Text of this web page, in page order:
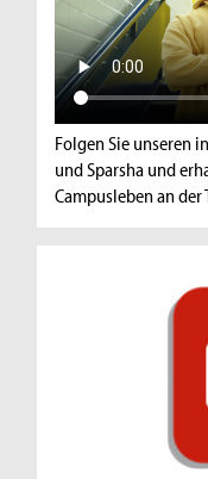
Folgen Sie unseren
und Sparsha und
Campusleben an der